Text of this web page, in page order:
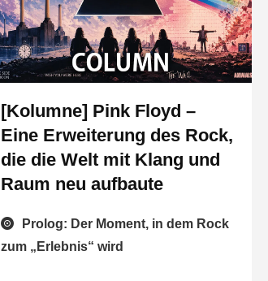
[Kolumne] Pink Floyd –
Eine Erweiterung des Rock,
die die Welt mit Klang und
Raum neu aufbaute
Prolog: Der Moment, in dem Rock
zum „Erlebnis“ wird